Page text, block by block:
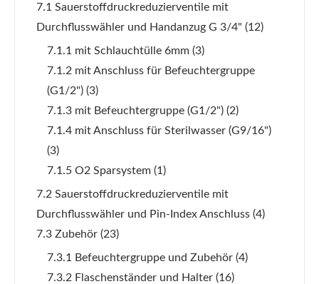
7.1 Sauerstoffdruckreduzierventile mit
Durchflusswähler und Handanzug G 3/4" (12)
7.1.1 mit Schlauchtülle 6mm (3)
7.1.2 mit Anschluss für Befeuchtergruppe
(G1/2") (3)
7.1.3 mit Befeuchtergruppe (G1/2") (2)
7.1.4 mit Anschluss für Sterilwasser (G9/16")
(3)
7.1.5 O2 Sparsystem (1)
7.2 Sauerstoffdruckreduzierventile mit
Durchflusswähler und Pin-Index Anschluss (4)
7.3 Zubehör (23)
7.3.1 Befeuchtergruppe und Zubehör (4)
7.3.2 Flaschenständer und Halter (16)